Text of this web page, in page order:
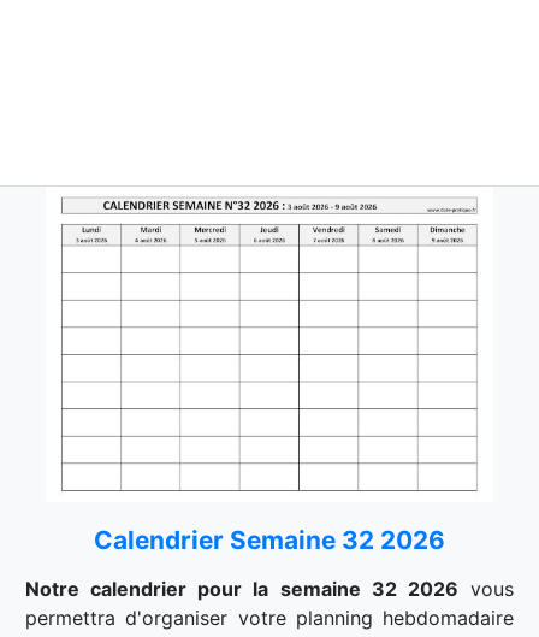
Calendrier Semaine 32 2026
Notre calendrier pour la semaine 32 2026 vous
permettra d'organiser votre planning hebdomadaire